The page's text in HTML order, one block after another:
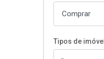
Tipos de imóvel